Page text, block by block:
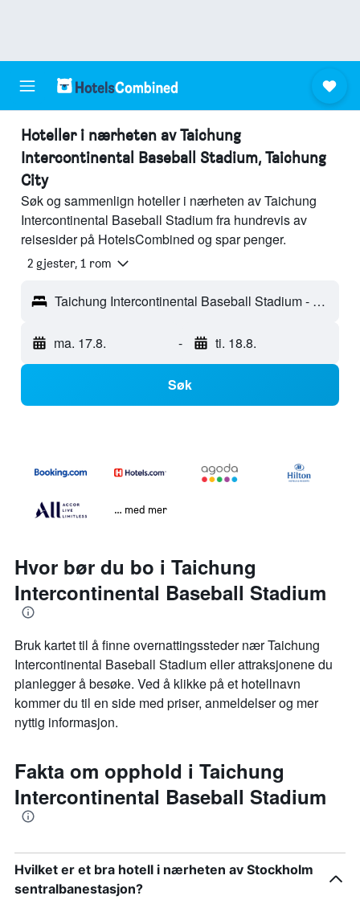
Hoteller i nærheten av Taichung
Intercontinental Baseball Stadium, Taichung
City
Søk og sammenlign hoteller i nærheten av Taichung
Intercontinental Baseball Stadium fra hundrevis av
reisesider på HotelsCombined og spar penger.
2 gjester, 1 rom
Taichung Intercontinental Baseball Stadium - Taichung City, Taiwan
ma. 17.8. - ti. 18.8.
Søk
… med mer
Hvor bør du bo i Taichung
Intercontinental Baseball Stadium
Bruk kartet til å finne overnattingssteder nær Taichung
Intercontinental Baseball Stadium eller attraksjonene du
planlegger å besøke. Ved å klikke på et hotellnavn
kommer du til en side med priser, anmeldelser og mer
nyttig informasjon.
Fakta om opphold i Taichung
Intercontinental Baseball Stadium
Hvilket er et bra hotell i nærheten av Stockholm
sentralbanestasjon?